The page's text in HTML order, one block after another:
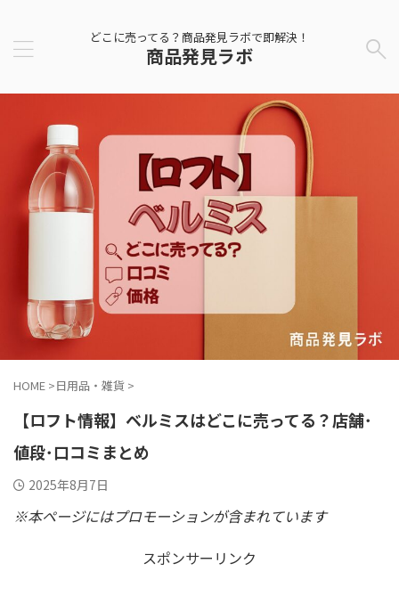
どこに売ってる？商品発見ラボで即解決！
商品発見ラボ
HOME >日用品・雑貨 >
【ロフト情報】ベルミスはどこに売ってる？店舗･
値段･口コミまとめ
2025年8月7日
※本ページにはプロモーションが含まれています
スポンサーリンク